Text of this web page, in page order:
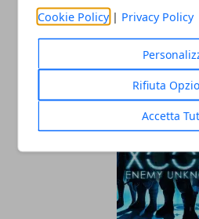
Cookie Policy | Privacy Policy
Rifiuta
Accetta
Battleborn
26/01/2017